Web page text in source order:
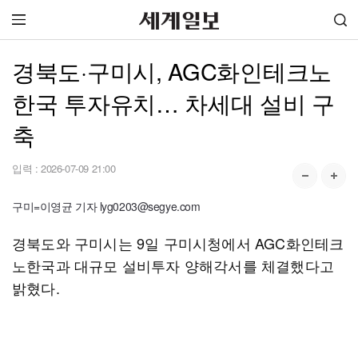
경북도·구미시, AGC화인테크노
한국 투자유치… 차세대 설비 구
축
입력 : 2026-07-09 21:00
구미=이영균 기자 lyg0203@segye.com
경북도와 구미시는 9일 구미시청에서 AGC화인테크
노한국과 대규모 설비투자 양해각서를 체결했다고
밝혔다.